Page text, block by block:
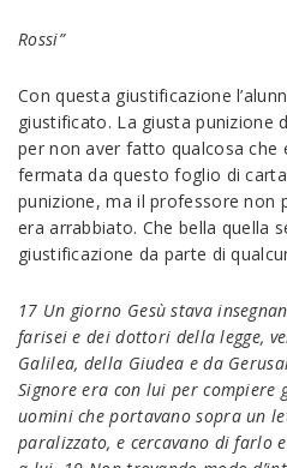
Rossi”
Con questa giustificazione
giustificato. La giusta punizione
per non aver fatto qualcosa che
fermata da questo foglio di
punizione, ma il professore non
era arrabbiato. Che bella quella
giustificazione da parte di
17 Un giorno Gesù stava
farisei e dei dottori della legge,
Galilea, della Giudea e da
Signore era con lui per compiere
uomini che portavano sopra un
paralizzato, e cercavano di farlo